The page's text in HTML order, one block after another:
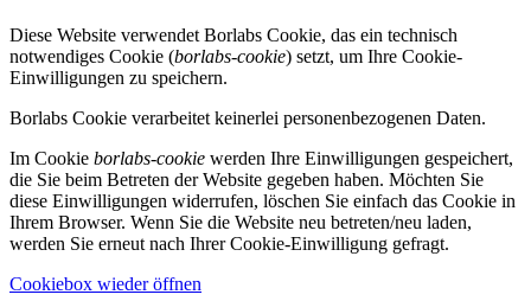
Diese Website verwendet Borlabs Cookie, das ein technisch
notwendiges Cookie (borlabs-cookie) setzt, um Ihre Cookie-
Einwilligungen zu speichern.
Borlabs Cookie verarbeitet keinerlei personenbezogenen Daten.
Im Cookie borlabs-cookie werden Ihre Einwilligungen gespeichert,
die Sie beim Betreten der Website gegeben haben. Möchten Sie
diese Einwilligungen widerrufen, löschen Sie einfach das Cookie in
Ihrem Browser. Wenn Sie die Website neu betreten/neu laden,
werden Sie erneut nach Ihrer Cookie-Einwilligung gefragt.
Cookiebox wieder öffnen